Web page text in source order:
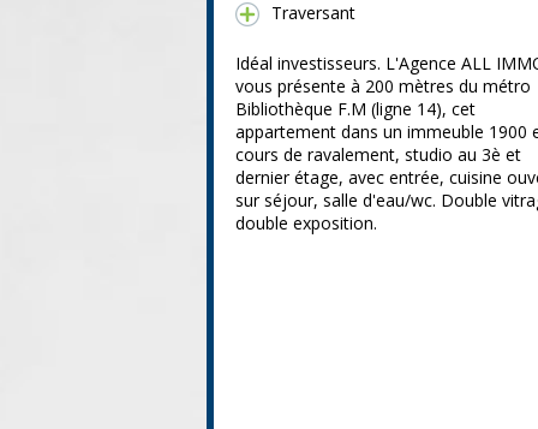
Traversant
Idéal investisseurs. L'Agence ALL
vous présente à 200 mètres du métro
Bibliothèque F.M (ligne 14), cet
appartement dans un immeuble 1900
cours de ravalement, studio au 3è et
dernier étage, avec entrée, cuisine
sur séjour, salle d'eau/wc. Double
double exposition.